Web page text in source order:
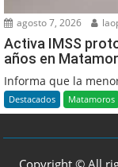
agosto 7, 2026
Activa IMSS
años en
Informa que la
Destacados Matamoros
Copyright © All